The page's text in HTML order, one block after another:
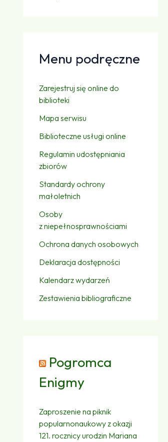
Menu podręczne
Zarejestruj się online do
biblioteki
Mapa serwisu
Biblioteczne usługi online
Regulamin udostępniania
zbiorów
Standardy ochrony
małoletnich
Osoby
z niepełnosprawnościami
Ochrona danych osobowych
Deklaracja dostępności
Kalendarz wydarzeń
Zestawienia bibliograficzne
Pogromca
Enigmy
Zaproszenie na piknik
popularnonaukowy z okazji
121. rocznicy urodzin Mariana